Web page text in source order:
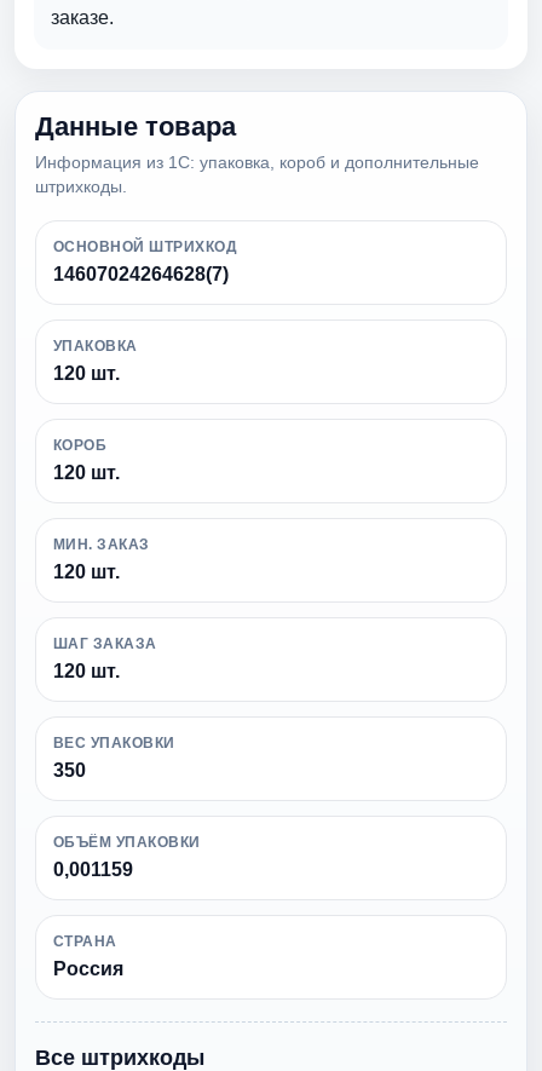
заказе.
Данные товара
Информация из 1С: упаковка, короб и дополнительные
штрихкоды.
ОСНОВНОЙ ШТРИХКОД
14607024264628(7)
УПАКОВКА
120 шт.
КОРОБ
120 шт.
МИН. ЗАКАЗ
120 шт.
ШАГ ЗАКАЗА
120 шт.
ВЕС УПАКОВКИ
350
ОБЪЁМ УПАКОВКИ
0,001159
СТРАНА
Россия
Все штрихкоды